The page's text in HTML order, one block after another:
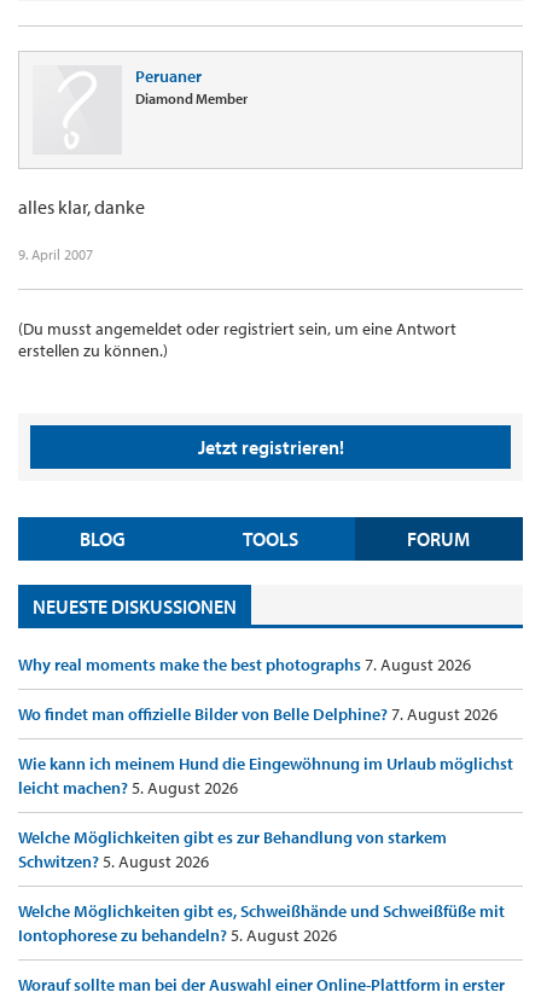
Peruaner
Diamond Member
alles klar, danke
9. April 2007
(Du musst angemeldet oder registriert sein, um eine Antwort
erstellen zu können.)
Jetzt registrieren!
BLOG TOOLS FORUM
NEUESTE DISKUSSIONEN
Why real moments make the best photographs7. August 2026
Wo findet man offizielle Bilder von Belle Delphine?7. August 2026
Wie kann ich meinem Hund die Eingewöhnung im Urlaub möglichst
leicht machen?5. August 2026
Welche Möglichkeiten gibt es zur Behandlung von starkem
Schwitzen?5. August 2026
Welche Möglichkeiten gibt es, Schweißhände und Schweißfüße mit
Iontophorese zu behandeln?5. August 2026
Worauf sollte man bei der Auswahl einer Online-Plattform in erster